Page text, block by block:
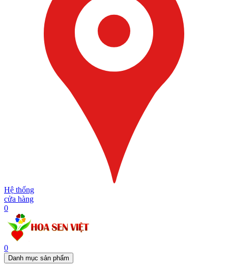
Hệ thống
cửa hàng
0
0
Danh mục sản phẩm